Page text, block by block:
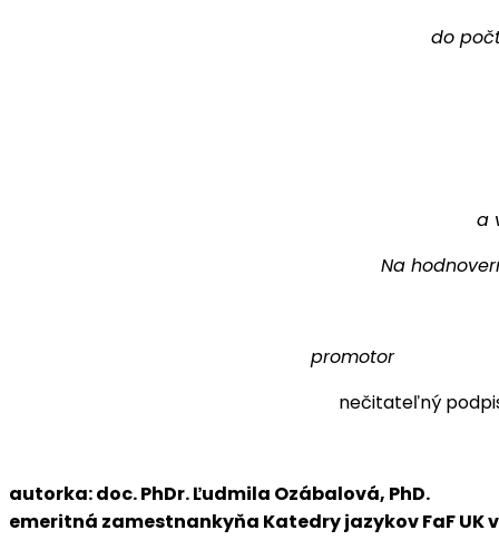
do
a
Na
nečitateľný
autorka: doc. PhDr. Ľudmila Ozábalová, PhD.
emeritná zamestnankyňa Katedry jazykov FaF UK